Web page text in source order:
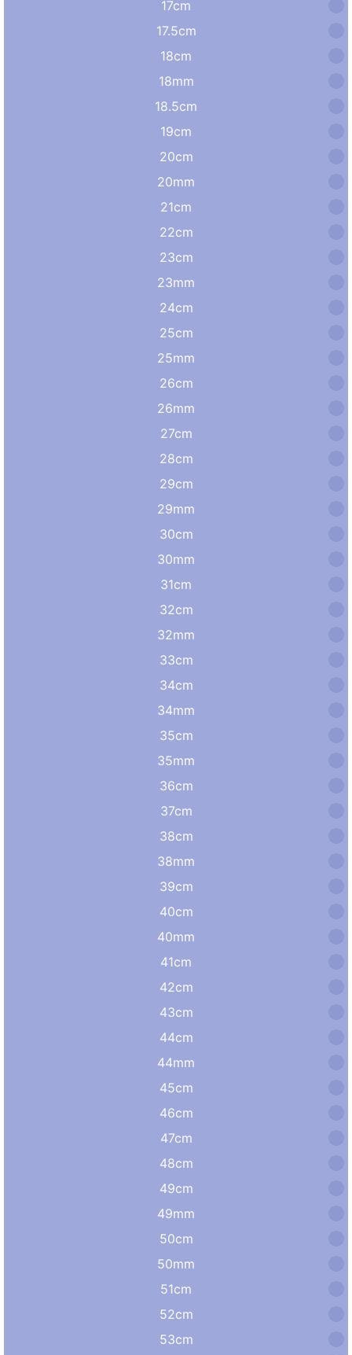
17cm
17.5cm
18cm
18mm
18.5cm
19cm
20cm
20mm
21cm
22cm
23cm
23mm
24cm
25cm
25mm
26cm
26mm
27cm
28cm
29cm
29mm
30cm
30mm
31cm
32cm
32mm
33cm
34cm
34mm
35cm
35mm
36cm
37cm
38cm
38mm
39cm
40cm
40mm
41cm
42cm
43cm
44cm
44mm
45cm
46cm
47cm
48cm
49cm
49mm
50cm
50mm
51cm
52cm
53cm